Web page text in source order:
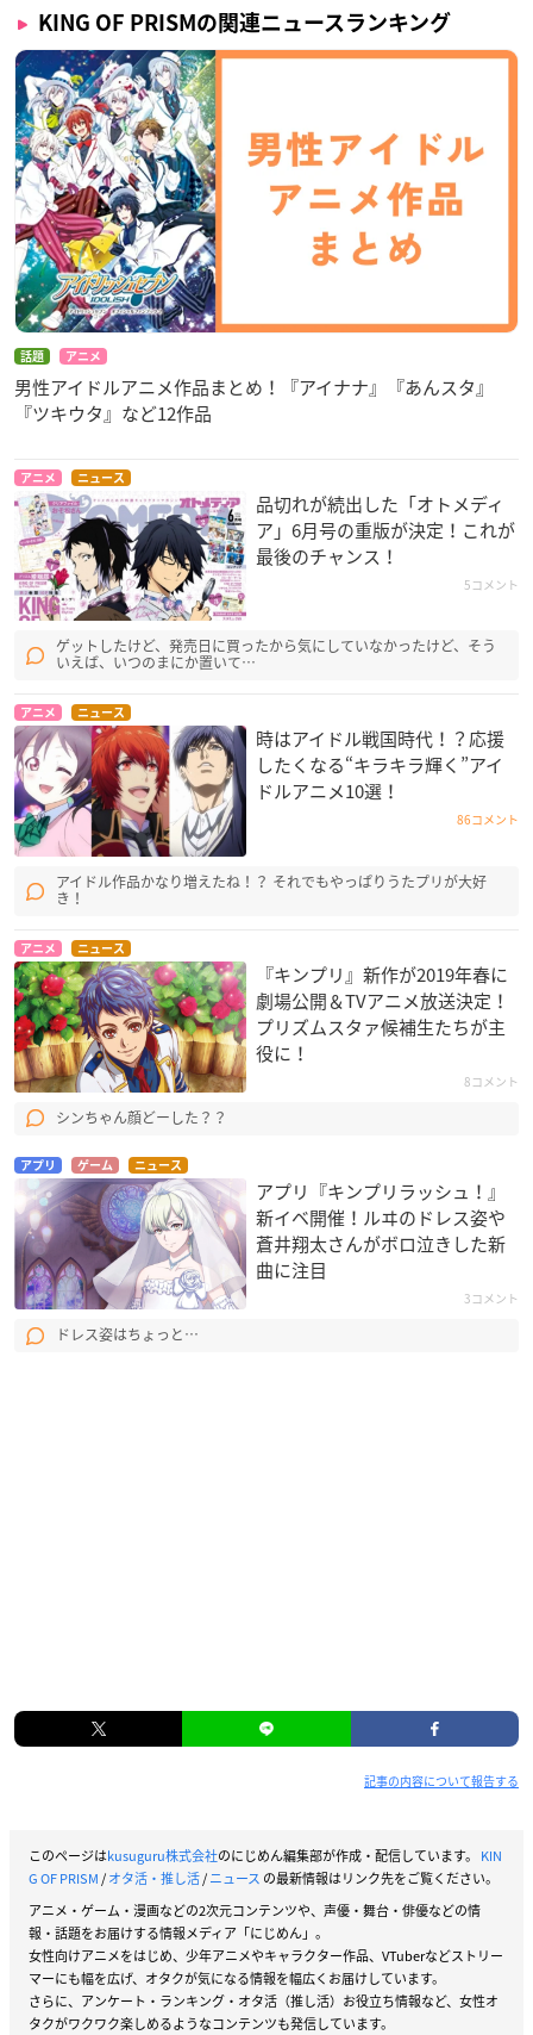
KING OF PRISMの関連ニュースランキング
話題 アニメ
男性アイドルアニメ作品まとめ！『アイナナ』『あんスタ』
『ツキウタ』など12作品
アニメ ニュース
品切れが続出した「オトメディ
ア」6月号の重版が決定！これが
最後のチャンス！
5コメント
ゲットしたけど、発売日に買ったから気にしていなかったけど、そう
いえば、いつのまにか置いて…
アニメ ニュース
時はアイドル戦国時代！？応援
したくなる“キラキラ輝く”アイ
ドルアニメ10選！
86コメント
アイドル作品かなり増えたね！？ それでもやっぱりうたプリが大好
き！
アニメ ニュース
『キンプリ』新作が2019年春に
劇場公開＆TVアニメ放送決定！
プリズムスタァ候補生たちが主
役に！
8コメント
シンちゃん顔どーした？？
アプリ ゲーム ニュース
アプリ『キンプリラッシュ！』
新イベ開催！ルヰのドレス姿や
蒼井翔太さんがボロ泣きした新
曲に注目
3コメント
ドレス姿はちょっと…
記事の内容について報告する
このページはkusuguru株式会社のにじめん編集部が作成・配信しています。 KIN
G OF PRISM/オタ活・推し活/ニュース の最新情報はリンク先をご覧ください。
アニメ・ゲーム・漫画などの2次元コンテンツや、声優・舞台・俳優などの情
報・話題をお届けする情報メディア「にじめん」。
女性向けアニメをはじめ、少年アニメやキャラクター作品、VTuberなどストリー
マーにも幅を広げ、オタクが気になる情報を幅広くお届けしています。
さらに、アンケート・ランキング・オタ活（推し活）お役立ち情報など、女性オ
タクがワクワク楽しめるようなコンテンツも発信しています。